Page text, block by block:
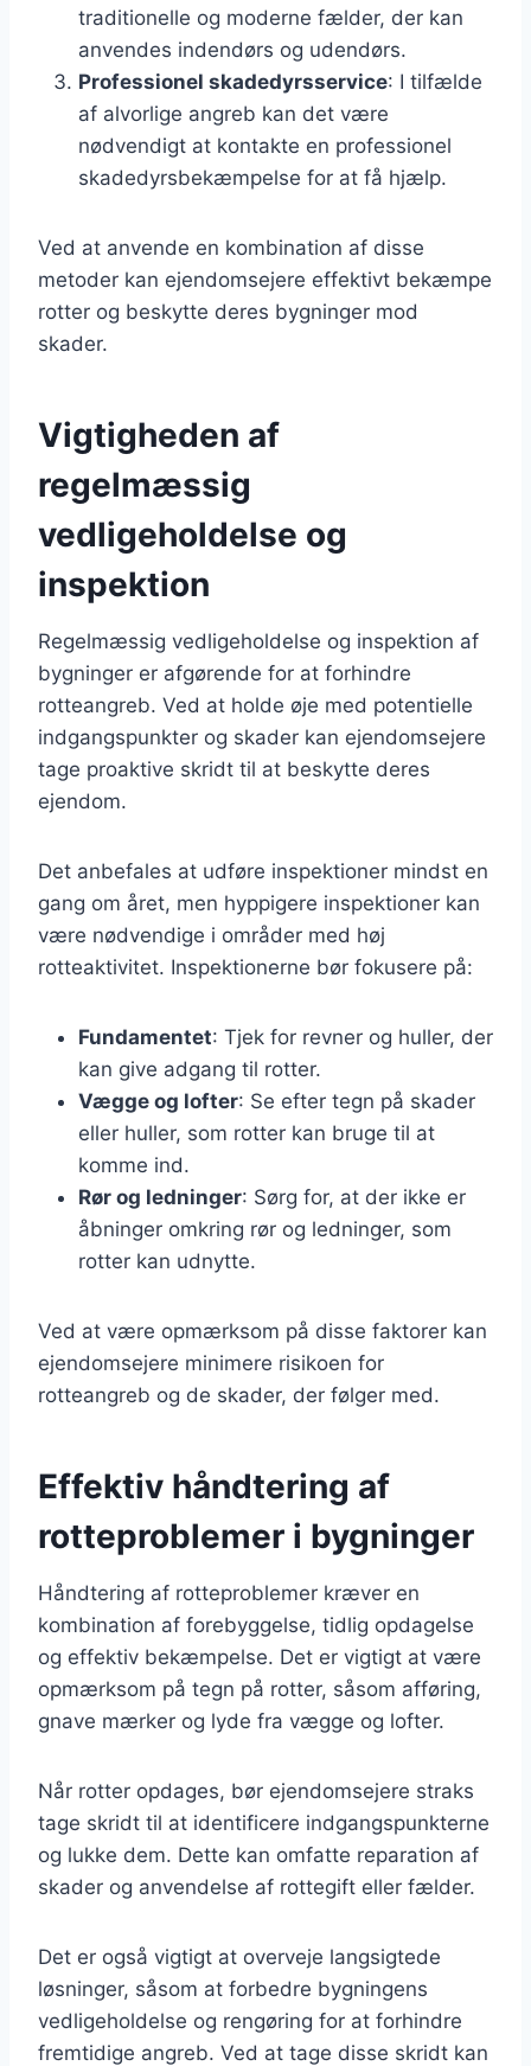
traditionelle og moderne fælder, der kan
anvendes indendørs og udendørs.
Professionel skadedyrsservice: I tilfælde
af alvorlige angreb kan det være
nødvendigt at kontakte en professionel
skadedyrsbekæmpelse for at få hjælp.
Ved at anvende en kombination af disse
metoder kan ejendomsejere effektivt bekæmpe
rotter og beskytte deres bygninger mod
skader.
Vigtigheden af
regelmæssig
vedligeholdelse og
inspektion
Regelmæssig vedligeholdelse og inspektion af
bygninger er afgørende for at forhindre
rotteangreb. Ved at holde øje med potentielle
indgangspunkter og skader kan ejendomsejere
tage proaktive skridt til at beskytte deres
ejendom.
Det anbefales at udføre inspektioner mindst en
gang om året, men hyppigere inspektioner kan
være nødvendige i områder med høj
rotteaktivitet. Inspektionerne bør fokusere på:
Fundamentet: Tjek for revner og huller, der
kan give adgang til rotter.
Vægge og lofter: Se efter tegn på skader
eller huller, som rotter kan bruge til at
komme ind.
Rør og ledninger: Sørg for, at der ikke er
åbninger omkring rør og ledninger, som
rotter kan udnytte.
Ved at være opmærksom på disse faktorer kan
ejendomsejere minimere risikoen for
rotteangreb og de skader, der følger med.
Effektiv håndtering af
rotteproblemer i bygninger
Håndtering af rotteproblemer kræver en
kombination af forebyggelse, tidlig opdagelse
og effektiv bekæmpelse. Det er vigtigt at være
opmærksom på tegn på rotter, såsom afføring,
gnave mærker og lyde fra vægge og lofter.
Når rotter opdages, bør ejendomsejere straks
tage skridt til at identificere indgangspunkterne
og lukke dem. Dette kan omfatte reparation af
skader og anvendelse af rottegift eller fælder.
Det er også vigtigt at overveje langsigtede
løsninger, såsom at forbedre bygningens
vedligeholdelse og rengøring for at forhindre
fremtidige angreb. Ved at tage disse skridt kan